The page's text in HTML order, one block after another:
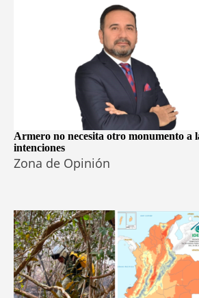
Armero no necesita otro monumento a
intenciones
Zona de Opinión